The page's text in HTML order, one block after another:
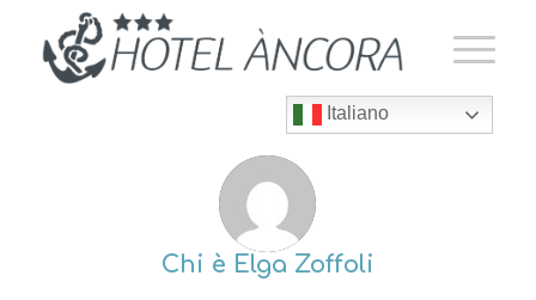
Chi è Elga Zoffoli
Italiano